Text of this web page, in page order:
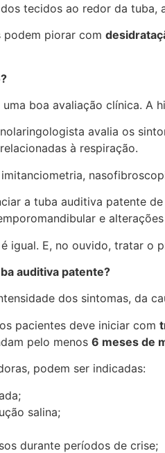
tecidos ao redor da tuba,
podem piorar com
boa avaliação clínica. A
avalia os
à respiração.
a tuba auditiva patente
e
igual. E, no ouvido, tratar o
auditiva patente?
dos sintomas, da
pacientes deve iniciar com
pelo menos 6 meses de
podem ser indicadas:
salina;
durante períodos de crise;